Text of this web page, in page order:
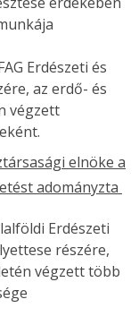
Erdészeti és
az erdő- és
végzett
elnöke a
adományzta
Erdészeti
részére,
végzett több